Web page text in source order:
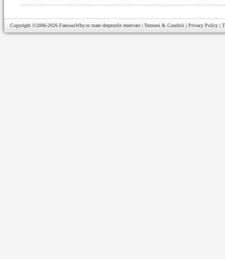
Copyright ©2006-2026 FamousWhy.ro toate drepturile rezervate | Termeni & Conditii | Privacy Policy |